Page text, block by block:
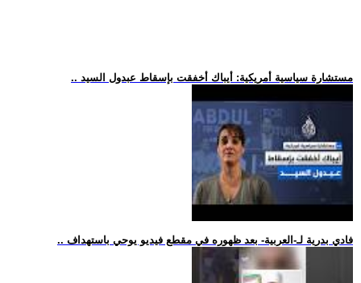
.. مستشارة سياسية أمريكية: أيباك أخفقت بإسقاط عبدول السيد
.. فادي بدرية لـ-العربية- بعد ظهوره في مقطع فيديو يوحي باستهداف